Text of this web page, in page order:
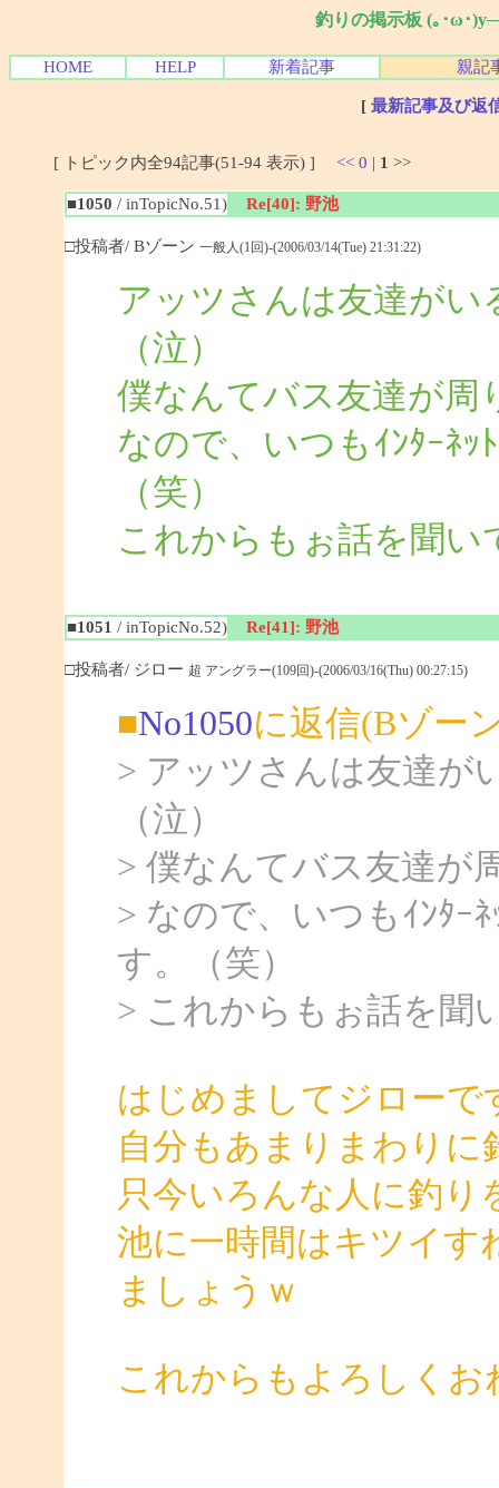
釣りの掲示板 (｡･ω･
HOME HELP 新着記事 親記
[ 最新記事及び返
[ トピック内全94記事(51-94 表示) ] << 0 | 1 >>
■1050 / inTopicNo.51) Re[40]: 野池
□投稿者/ Bゾーン 一般人(1回)-(2006/03/14(Tue) 21:31:22)
アッツさんは友達が
（泣）
僕なんてバス友達が周
なので、いつもｲﾝﾀｰﾈ
（笑）
これからもぉ話を聞い
■1051 / inTopicNo.52) Re[41]: 野池
□投稿者/ ジロー 超 アングラー(109回)-(2006/03/16(Thu) 00:27:15)
■No1050に返信(Bゾー
> アッツさんは友達が
（泣）
> 僕なんてバス友達が
> なので、いつもｲﾝﾀｰ
す。（笑）
> これからもぉ話を聞
はじめましてジローで
自分もあまりまわりに
只今いろんな人に釣り
池に一時間はキツイす
ましょうｗ
これからもよろしく